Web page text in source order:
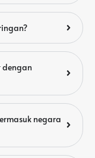
dengan
negara